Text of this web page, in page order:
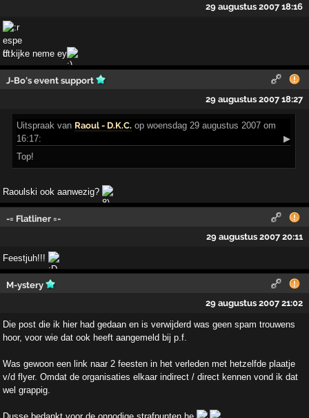
29 augustus 2007 18:16
ff kijke neme ey
J-Bo's event support
29 augustus 2007 18:27
Uitspraak van Raoul - D.K.C. op woensdag 29 augustus 2007 om
16:17:
▶
Top!
Raoulski ook aanwezig?
-= Flatliner =-
29 augustus 2007 20:11
Feestjuh!!!
M-ystery
29 augustus 2007 21:02
Die post die ik hier had gedaan en is verwijderd was geen spam trouwens
hoor, voor wie dat ook heeft aangemeld bij p.f.
Was gewoon een link naar 2 feesten in het verleden met hetzelfde plaatje
v/d flyer. Omdat de organisaties elkaar indirect / direct kennen vond ik dat
wel grappig.